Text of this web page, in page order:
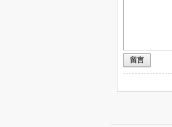
留言